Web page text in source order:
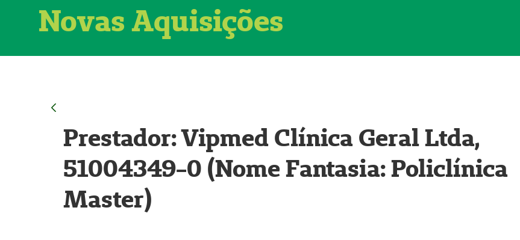
Novas Aquisições
Prestador: Vipmed Clínica Geral Ltda,
51004349-0 (Nome Fantasia: Policlínica
Master)